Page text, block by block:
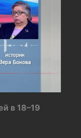
в 18–19